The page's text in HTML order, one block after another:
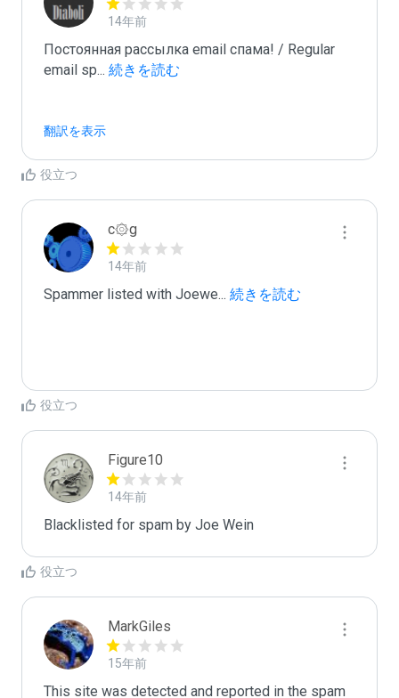
14年前
Постоянная рассылка email спама! / Regular
email sp... 続きを読む
翻訳を表示
役立つ
c۞g
14年前
Spammer listed with Joewe... 続きを読む
役立つ
Figure10
14年前
Blacklisted for spam by Joe Wein
役立つ
MarkGiles
15年前
This site was detected and reported in the spam